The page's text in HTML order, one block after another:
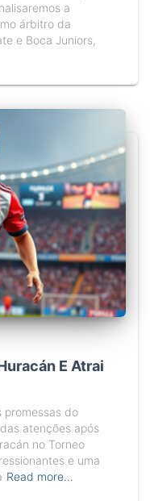
a
árbitro da
e Boca Juniors,
E Atrai
promessas do
atenções após
no Torneo
e uma
Read more…